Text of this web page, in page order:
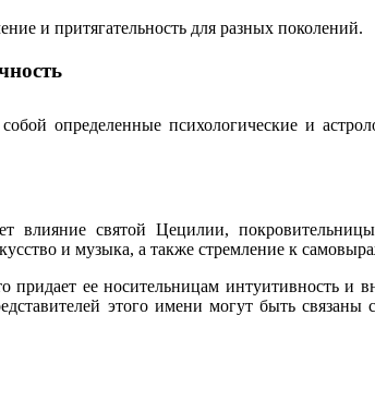
и притягательность для разных поколений.
определенные психологические и
влияние святой Цецилии,
и музыка, а также стремление к
придает ее носительницам интуитивность
этого имени могут быть связаны